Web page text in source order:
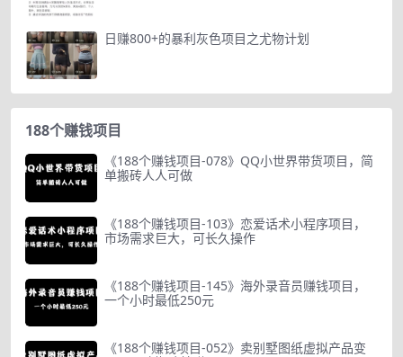
日赚800+的暴利灰色项目之尤物计划
188个赚钱项目
《188个赚钱项目-078》QQ小世界带货项目，简
单搬砖人人可做
《188个赚钱项目-103》恋爱话术小程序项目，
市场需求巨大，可长久操作
《188个赚钱项目-145》海外录音员赚钱项目，
一个小时最低250元
《188个赚钱项目-052》卖别墅图纸虚拟产品变